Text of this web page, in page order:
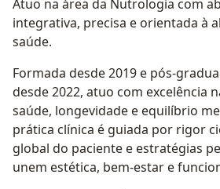
Atuo na área da Nutrologia com
integrativa, precisa e orientada à
saúde.
Formada desde 2019 e pós-
desde 2022, atuo com excelência
saúde, longevidade e equilíbrio
prática clínica é guiada por rigor
global do paciente e estratégias
unem estética, bem-estar e